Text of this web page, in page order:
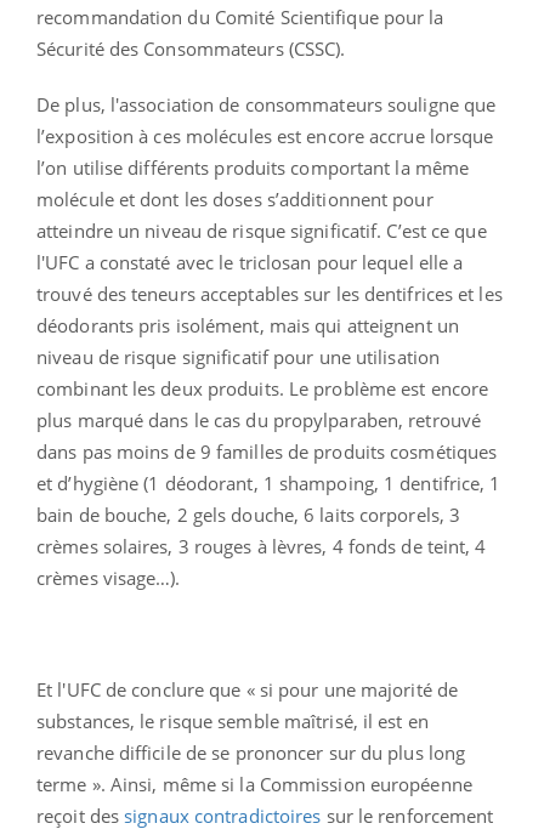
recommandation du Comité Scientifique pour la
Sécurité des Consommateurs (CSSC).
De plus, l'association de consommateurs souligne que
l’exposition à ces molécules est encore accrue lorsque
l’on utilise différents produits comportant la même
molécule et dont les doses s’additionnent pour
atteindre un niveau de risque significatif. C’est ce que
l'UFC a constaté avec le triclosan pour lequel elle a
trouvé des teneurs acceptables sur les dentifrices et les
déodorants pris isolément, mais qui atteignent un
niveau de risque significatif pour une utilisation
combinant les deux produits. Le problème est encore
plus marqué dans le cas du propylparaben, retrouvé
dans pas moins de 9 familles de produits cosmétiques
et d’hygiène (1 déodorant, 1 shampoing, 1 dentifrice, 1
bain de bouche, 2 gels douche, 6 laits corporels, 3
crèmes solaires, 3 rouges à lèvres, 4 fonds de teint, 4
crèmes visage…).
Et l'UFC de conclure que « si pour une majorité de
substances, le risque semble maîtrisé, il est en
revanche difficile de se prononcer sur du plus long
terme ». Ainsi, même si la Commission européenne
reçoit des signaux contradictoires sur le renforcement